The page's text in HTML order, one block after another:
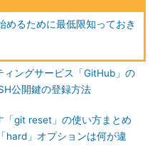
めるために最低限知っておき
ィングサービス「GitHub」の
公開鍵の登録方法
「git reset」の使い方まとめ
hard」オプションは何が違